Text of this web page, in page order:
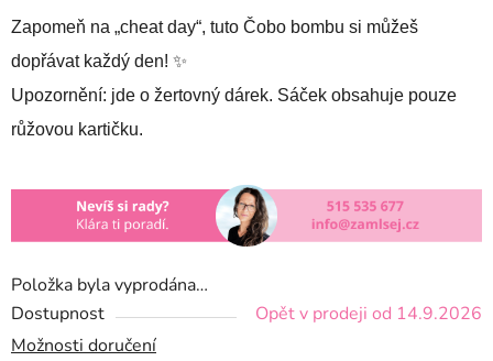
Zapomeň na „cheat day“, tuto Čobo bombu si můžeš
dopřávat každý den! ✨
Upozornění: jde o žertovný dárek. Sáček obsahuje pouze
růžovou kartičku.
Položka byla vyprodána…
Dostupnost
Opět v prodeji od 14.9.2026
Možnosti doručení